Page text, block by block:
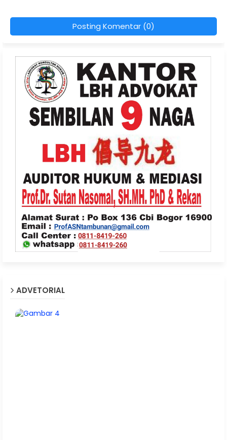
Posting Komentar (0)
ADVETORIAL